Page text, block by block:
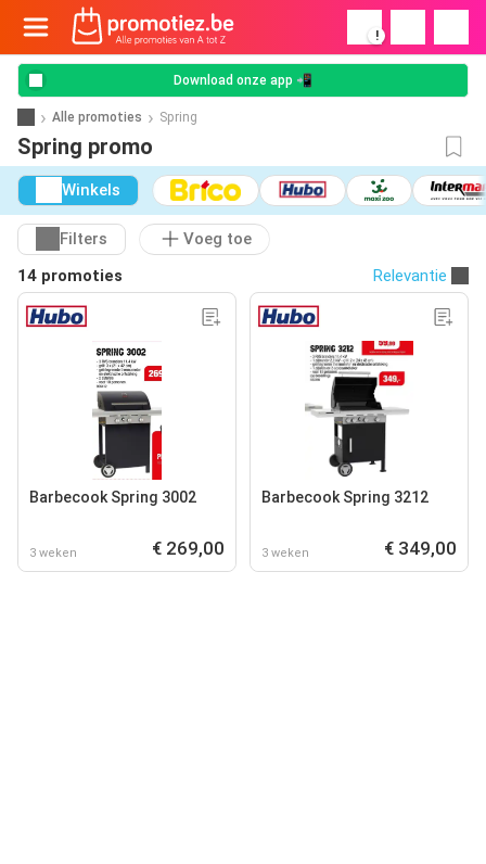
!
Download onze app 📲
Alle promoties Spring
Spring promo
Winkels
Filters
Voeg toe
14 promoties
Relevantie
Barbecook Spring 3002
3 weken € 269,00
Barbecook Spring 3212
3 weken € 349,00